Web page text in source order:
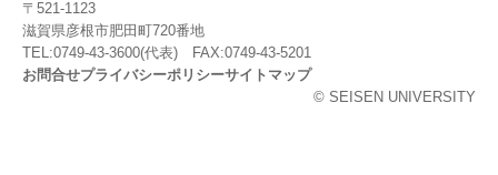
2022年08月
2022年07月
2022年06月
〒521-1123
滋賀県彦根市肥田町720番地
TEL:0749-43-3600(代表) FAX:0749-43-5201
お問合せプライバシーポリシーサイトマップ
© SEISEN UNIVERSITY